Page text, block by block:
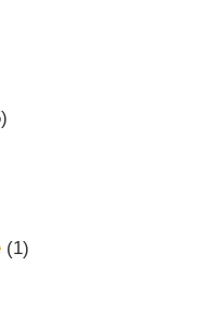
(1)